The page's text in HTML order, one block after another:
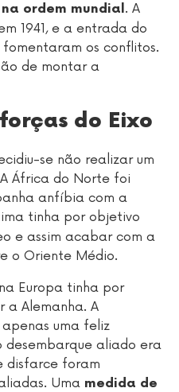
ordem mundial. A
1941, e a entrada do
os conflitos.
de montar a
do Eixo
se não realizar um
África do Norte foi
anfíbia com a
tinha por objetivo
e assim acabar com a
o Oriente Médio.
Europa tinha por
Alemanha. A
uma feliz
desembarque aliado era
disfarce foram
Uma medida de